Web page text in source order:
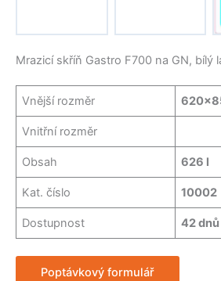
Mrazicí skříň Gastro F700 na GN, bílý
Vnější rozměr
Vnitřní rozměr
Obsah 626 l
Kat. číslo 10002
Dostupnost 42 dnů
Poptávkový formulář